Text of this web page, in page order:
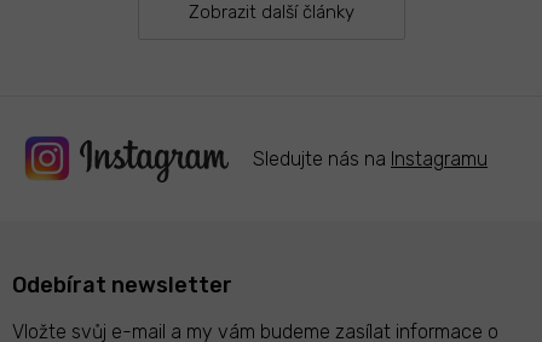
Zobrazit další články
Sledujte nás na Instagramu
Odebírat newsletter
Vložte svůj e-mail a my vám budeme zasílat informace o